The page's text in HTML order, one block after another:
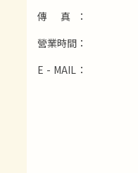
傳 真：
營業時間：
E - MAIL：